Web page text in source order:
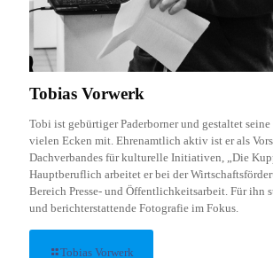
Tobias Vorwerk
Tobi ist gebürtiger Paderborner und gestaltet seine
vielen Ecken mit. Ehrenamtlich aktiv ist er als
Dachverbandes für kulturelle Initiativen, „Die
Hauptberuflich arbeitet er bei der
Bereich Presse- und Öffentlichkeitsarbeit. Für ihn
und berichterstattende Fotografie im Fokus.
Tobias Vorwerk